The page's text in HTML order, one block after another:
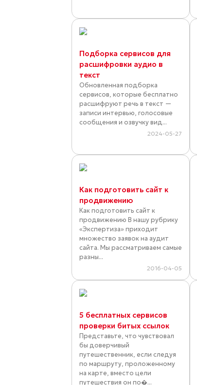
Подборка сервисов для
расшифровки аудио в
текст
Обновленная подборка
сервисов, которые бесплатно
расшифруют речь в текст —
записи интервью, голосовые
сообщения и озвучку вид...
2024-05-27
Как подготовить сайт к
продвижению
Как подготовить сайт к
продвижению В нашу рубрику
«Экспертиза» приходит
множество заявок на аудит
сайта. Мы рассматриваем самые
разны...
2016-04-05
5 бесплатных сервисов
проверки битых ссылок
Представьте, что чувствовал
бы доверчивый
путешественник, если следуя
по маршруту, проложенному
на карте, вместо цели
путешествия он по�...